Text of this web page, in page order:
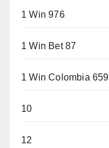
1 Win 976
1 Win Bet 87
1 Win Colombia 659
10
12